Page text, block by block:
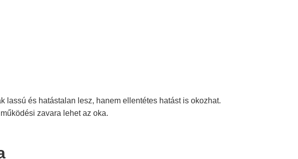
lassú és hatástalan lesz, hanem ellentétes hatást is okozhat.
zavara lehet az oka.